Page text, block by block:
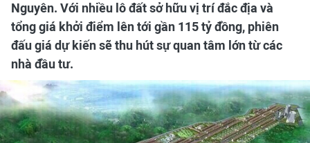
Nguyên. Với nhiều lô đất sở hữu vị trí đắc địa và
tổng giá khởi điểm lên tới gần 115 tỷ đồng, phiên
đấu giá dự kiến sẽ thu hút sự quan tâm lớn từ các
nhà đầu tư.